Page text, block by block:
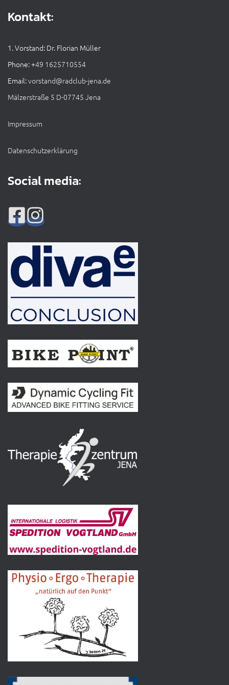
Kontakt:
1. Vorstand: Dr. Florian Müller
Phone: +49 1625710554
Email:vorstand@radclub-jena.de
Mälzerstraße 5 D-07745 Jena
Impressum
Datenschutzerklärung
Social media: